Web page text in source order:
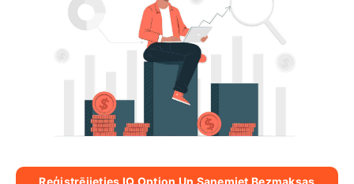
Reģistrējieties IQ Option Un Saņemiet Bezmaksas